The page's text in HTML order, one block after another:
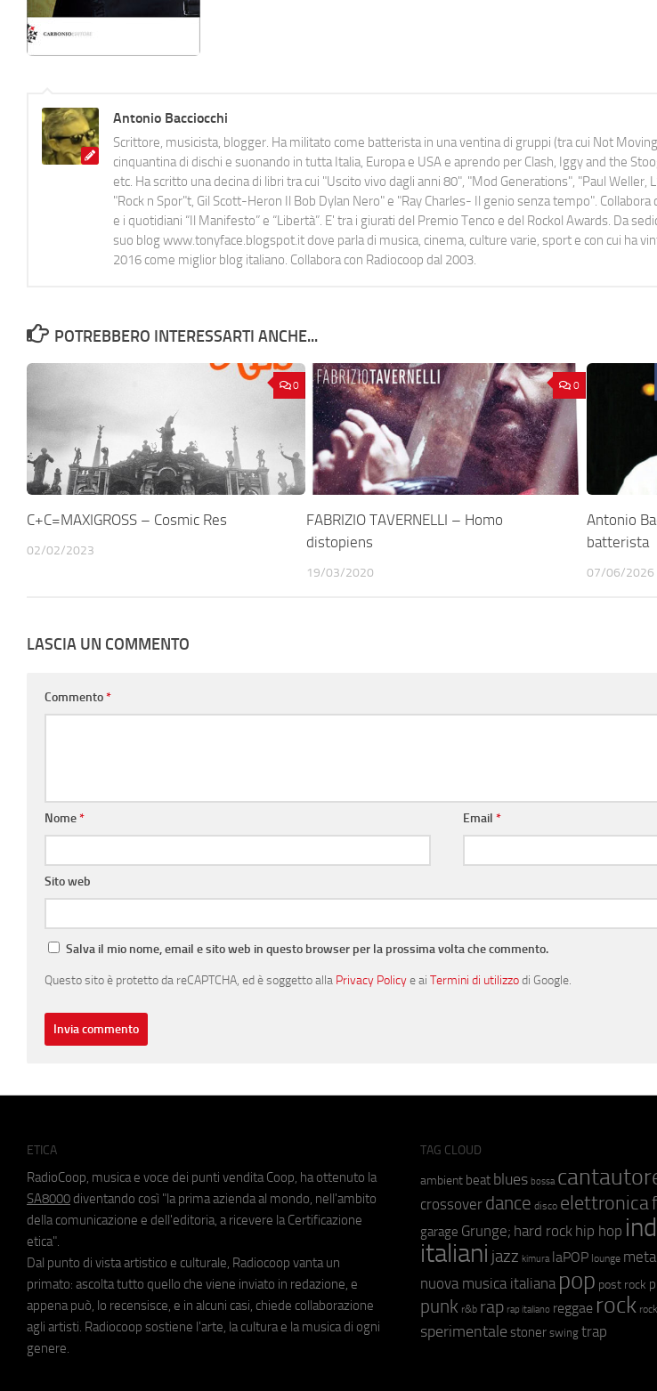
Antonio Bacciocchi
Scrittore, musicista, blogger. Ha militato come batterista in una ventina di gruppi (tra cui Not
cinquantina di dischi e suonando in tutta Italia, Europa e USA e aprendo per Clash, Iggy and the
etc. Ha scritto una decina di libri tra cui "Uscito vivo dagli anni 80", "Mod Generations", "Paul Weller,
"Rock n Spor"t, Gil Scott-Heron Il Bob Dylan Nero" e "Ray Charles- Il genio senza tempo". Collabora
e i quotidiani “Il Manifesto” e “Libertà”. E' tra i giurati del Premio Tenco e del Rockol Awards. Da
suo blog www.tonyface.blogspot.it dove parla di musica, cinema, culture varie, sport e con cui ha
2016 come miglior blog italiano. Collabora con Radiocoop dal 2003.
POTREBBERO INTERESSARTI ANCHE...
0
C+C=MAXIGROSS – Cosmic Res
02/02/2023
0
FABRIZIO TAVERNELLI – Homo
distopiens
19/03/2020
Antonio
batterista
07/06/2026
LASCIA UN COMMENTO
Commento*
Nome* Email*
Sito web
Salva il mio nome, email e sito web in questo browser per la prossima volta che commento.
Questo sito è protetto da reCAPTCHA, ed è soggetto alla Privacy Policye ai Termini di utilizzodi Google.
ETICA
RadioCoop, musica e voce dei punti vendita Coop, ha ottenuto la
SA8000 diventando così "la prima azienda al mondo, nell'ambito
della comunicazione e dell'editoria, a ricevere la Certificazione
etica".
Dal punto di vista artistico e culturale, Radiocoop vanta un
primato: ascolta tutto quello che viene inviato in redazione, e
appena può, lo recensisce, e in alcuni casi, chiede collaborazione
agli artisti. Radiocoop sostiene l'arte, la cultura e la musica di ogni
genere.
TAG CLOUD
ambient beat blues bossa
crossover dance disco elettronica
garage Grunge; hard rock hip hop
italiani jazz kimura laPOP lounge
nuova musica italiana pop post rock
punk r&b rap rap italiano reggae rock
sperimentale stoner swing trap